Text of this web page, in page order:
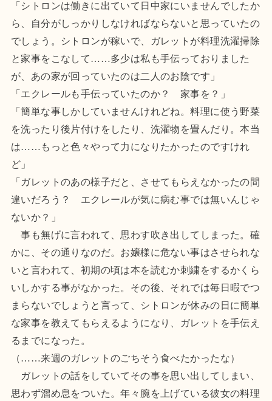
「シトロンは働きに出ていて日中家にいませんでしたか
ら、自分がしっかりしなければならないと思っていたの
でしょう。シトロンが稼いで、ガレットが料理洗濯掃除
と家事をこなして……多少は私も手伝っておりました
が、あの家が回っていたのは二人のお陰です」
「エクレールも手伝っていたのか？ 家事を？」
「簡単な事しかしていませんけれどね。料理に使う野菜
を洗ったり後片付けをしたり、洗濯物を畳んだり。本当
は……もっと色々やって力になりたかったのですけれ
ど」
「ガレットのあの様子だと、させてもらえなかったの間
違いだろう？ エクレールが気に病む事では無いんじゃ
ないか？」
事も無げに言われて、思わす吹き出してしまった。確
かに、その通りなのだ。お嬢様に危ない事はさせられな
いと言われて、初期の頃は本を読むか刺繍をするかくら
いしかする事がなかった。その後、それでは毎日暇でつ
まらないでしょうと言って、シトロンが休みの日に簡単
な家事を教えてもらえるようになり、ガレットを手伝え
るまでになった。
（……来週のガレットのごちそう食べたかったな）
ガレットの話をしていてその事を思い出してしまい、
思わず溜め息をついた。年々腕を上げている彼女の料理